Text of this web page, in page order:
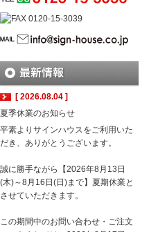
[ 2026.08.04 ]
夏季休業のお知らせ
平素よりサインハウスをご利用いた
だき、ありがとうございます。
誠に勝手ながら【2026年8月13日
(木)～8月16日(日)まで】夏期休業と
させていただきます。
この期間中のお問い合わせ・ご注文